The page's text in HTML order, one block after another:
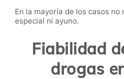
En la mayoría de los casos
especial ni ayuno.
Fiabilidad
drogas